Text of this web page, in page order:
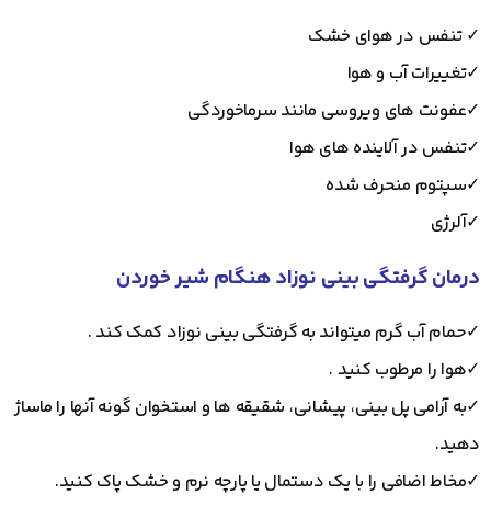
✓ تنفس در هوای خشک
✓تغییرات آب و هوا
✓عفونت های ویروسی مانند سرماخوردگی
✓تنفس در آلاینده های هوا
✓سپتوم منحرف شده
✓آلرژی
درمان گرفتگی بینی نوزاد هنگام شیر خوردن
✓حمام آب گرم میتواند به گرفتگی بینی نوزاد کمک کند .
✓هوا را مرطوب کنید .
✓به آرامی پل بینی، پیشانی، شقیقه ها و استخوان گونه آنها را ماساژ
دهید.
✓مخاط اضافی را با یک دستمال یا پارچه نرم و خشک پاک کنید.